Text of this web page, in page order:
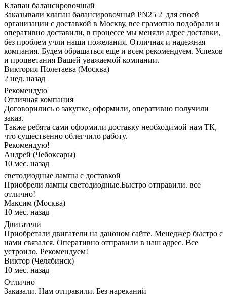
Клапан балансировочный
Заказывали клапан балансировочный PN25 2' для своей
организации с доставкой в Москву, все грамотно подобрали и
оперативно доставили, в процессе мы меняли адрес доставки,
без проблем учли наши пожелания. Отличная и надежная
компания. Будем обращаться еще и всем рекомендуем. Успехов
и процветания Вашей уважаемой компании.
Виктория Полетаева (Москва)
2 нед. назад
Рекомендую
Отличная компания
Договорились о закупке, оформили, оперативно получили
заказ.
Также ребята сами оформили доставку необходимой нам ТК,
что существенно облегчило работу.
Рекомендую!
Андрей (Чебоксары)
10 мес. назад
светодиодные лампы с доставкой
Приобрели лампы светодиодные.Быстро отправили. все
отлично!
Максим (Москва)
10 мес. назад
Двигатели
Приобретали двигатели на даноном сайте. Менеджер быстро с
нами связался. Оперативно отправили в наш адрес. Все
устроило. Рекомендуем!
Виктор (Челябинск)
10 мес. назад
Отлично
Заказали. Нам отправили. Без нареканий